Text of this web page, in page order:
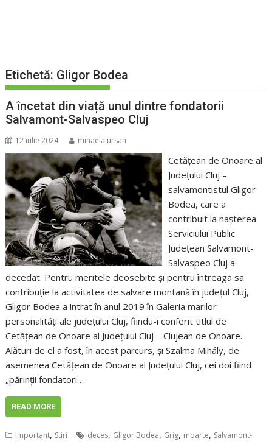
Etichetă: Gligor Bodea
A încetat din viață unul dintre fondatorii
Salvamont-Salvaspeo Cluj
12 iulie 2024 mihaela.ursan
Cetățean de Onoare al
Județului Cluj –
salvamontistul Gligor
Bodea, care a
contribuit la nașterea
Serviciului Public
Județean Salvamont-
Salvaspeo Cluj a
decedat. Pentru meritele deosebite și pentru întreaga sa
contribuție la activitatea de salvare montană în județul Cluj,
Gligor Bodea a intrat în anul 2019 în Galeria marilor
personalități ale județului Cluj, fiindu-i conferit titlul de
Cetățean de Onoare al Județului Cluj – Clujean de Onoare.
Alături de el a fost, în acest parcurs, și Szalma Mihály, de
asemenea Cetățean de Onoare al Județului Cluj, cei doi fiind
„părinții fondatori…
READ MORE
Important, Stiri deces, Gligor Bodea, Grig, moarte, Salvamont-